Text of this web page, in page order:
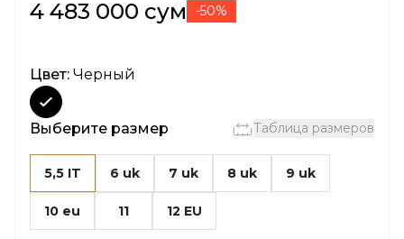
4 483 000 сум -50%
Цвет: Черный
Выберите размер Таблица размеров
5,5 IT 6 uk 7 uk 8 uk 9 uk
10 eu 11 12 EU